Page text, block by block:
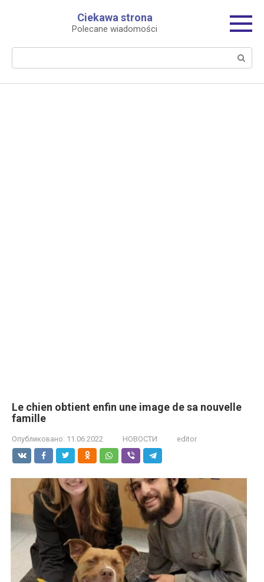
Ciekawa strona
Polecane wiadomości
Le chien obtient enfin une image de sa nouvelle
famille
Опубликовано: 11.06.2022 НОВОСТИ editor